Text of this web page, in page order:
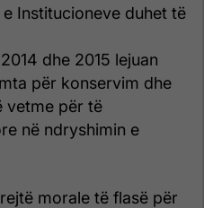
Institucioneve duhet të
dhe 2015 lejuan
për konservim dhe
vetme për të
në ndryshimin e
morale të flasë për